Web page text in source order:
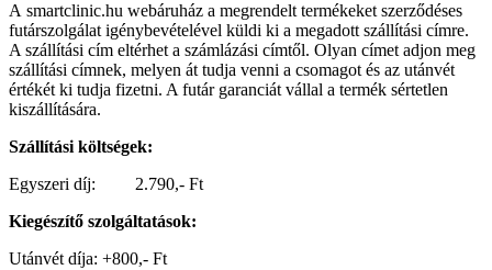
A smartclinic.hu webáruház a megrendelt termékeket szerződéses
futárszolgálat igénybevételével küldi ki a megadott szállítási címre.
A szállítási cím eltérhet a számlázási címtől. Olyan címet adjon meg
szállítási címnek, melyen át tudja venni a csomagot és az utánvét
értékét ki tudja fizetni. A futár garanciát vállal a termék sértetlen
kiszállítására.
Szállítási költségek:
Egyszeri díj: 2.790,- Ft
Kiegészítő szolgáltatások:
Utánvét díja: +800,- Ft